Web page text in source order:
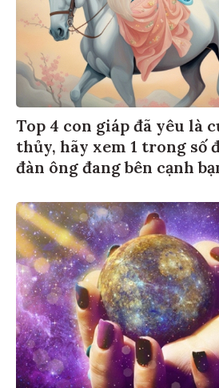
Top 4 con giáp đã yêu là
thủy, hãy xem 1 trong số
đàn ông đang bên cạnh